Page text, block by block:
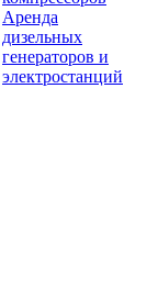
Аренда
дизельных
генераторов и
электростанций